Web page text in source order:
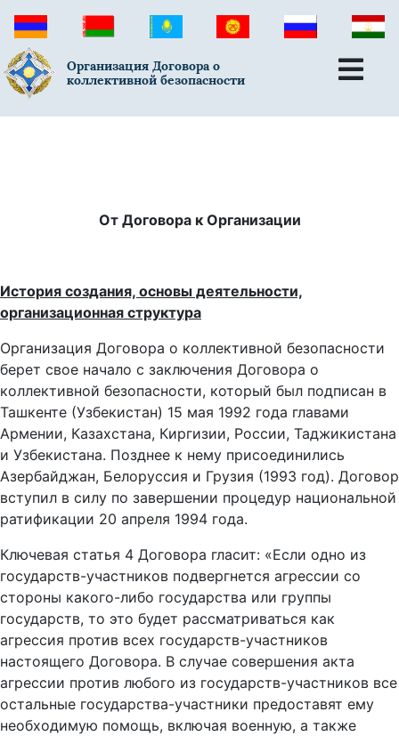
Организация Договора о
коллективной безопасности
От Договора к Организации
История создания, основы деятельности,
организационная структура
Организация Договора о коллективной безопасности
берет свое начало с заключения Договора о
коллективной безопасности, который был подписан в
Ташкенте (Узбекистан) 15 мая 1992 года главами
Армении, Казахстана, Киргизии, России, Таджикистана
и Узбекистана. Позднее к нему присоединились
Азербайджан, Белоруссия и Грузия (1993 год). Договор
вступил в силу по завершении процедур национальной
ратификации 20 апреля 1994 года.
Ключевая статья 4 Договора гласит: «Если одно из
государств-участников подвергнется агрессии со
стороны какого-либо государства или группы
государств, то это будет рассматриваться как
агрессия против всех государств-участников
настоящего Договора. В случае совершения акта
агрессии против любого из государств-участников все
остальные государства-участники предоставят ему
необходимую помощь, включая военную, а также